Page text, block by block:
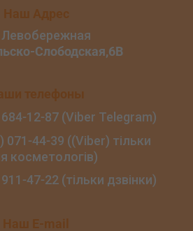
Наш Адрес
телефоны
(Viber Telegram)
071‑44‑39 ((Viber) тільки
косметологів)
(тільки дзвінки)
Наш E-mail